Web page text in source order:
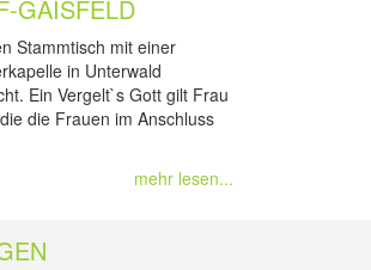
GAISFELD
Stammtisch mit einer
in Unterwald
Ein Vergelt`s Gott gilt Frau
die Frauen im Anschluss
mehr lesen...